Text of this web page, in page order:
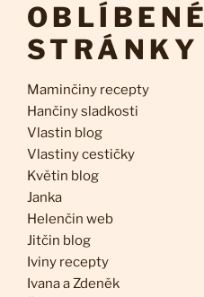
OBLÍBENÉ
STRÁNKY
Maminčiny recepty
Hančiny sladkosti
Vlastin blog
Vlastiny cestičky
Květin blog
Janka
Helenčin web
Jitčin blog
Iviny recepty
Ivana a Zdeněk